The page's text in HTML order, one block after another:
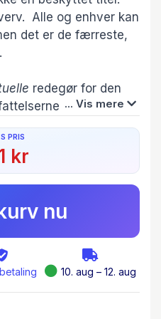
Alle og enhver kan
det er de færreste,
redegør for den
af den
figuren er
kultur i det 20.
er fx Karl
Jean-Paul Sartre,
Beauvoir, Edward
Collini og Patrick
intellektuelles
... Vis mere
PRIS
kr
nu
10. aug – 12. aug